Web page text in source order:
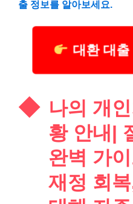
출 정보를 알아보세요.
대환 대출
나의 개
황 안내|
완벽 가
재정 회